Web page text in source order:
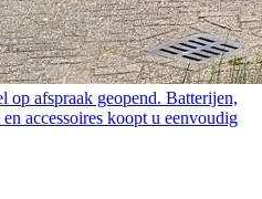
op afspraak geopend. Batterijen,
accessoires koopt u eenvoudig